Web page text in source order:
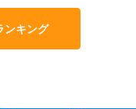
ンキング